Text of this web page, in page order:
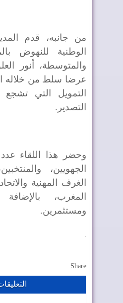
من جانبه، قدم
الوطنية للنهوض
والمتوسطة، أنور
عرضا سلط من خلاله
التمويل التي تشجع
التصدير.
وحضر هذا اللقاء
الجهويين،
الغرف المهنية
المغرب،
ومستثمرين.
Share